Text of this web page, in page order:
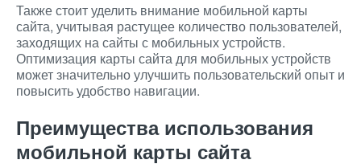
Также стоит уделить внимание мобильной карты
сайта, учитывая растущее количество пользователей,
заходящих на сайты с мобильных устройств.
Оптимизация карты сайта для мобильных устройств
может значительно улучшить пользовательский опыт и
повысить удобство навигации.
Преимущества использования
мобильной карты сайта